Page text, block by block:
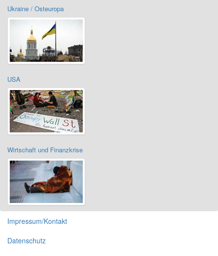
Ukraine / Osteuropa
USA
Wirtschaft und Finanzkrise
Impressum/Kontakt
Datenschutz